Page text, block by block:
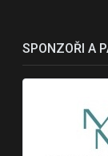
SPONZOŘI A